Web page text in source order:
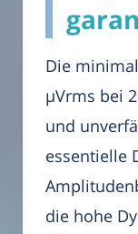
Die
µVrms bei
und
essentielle
die hohe